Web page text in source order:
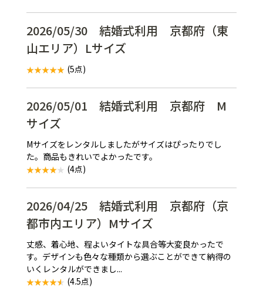
2026/05/30 結婚式利用 京都府（東
山エリア）Lサイズ
(5点)
2026/05/01 結婚式利用 京都府 M
サイズ
Mサイズをレンタルしましたがサイズはぴったりでし
た。商品もきれいでよかったです。
(4点)
2026/04/25 結婚式利用 京都府（京
都市内エリア）Mサイズ
丈感、着心地、程よいタイトな具合等大変良かったで
す。デザインも色々な種類から選ぶことができて納得の
いくレンタルができまし...
(4.5点)